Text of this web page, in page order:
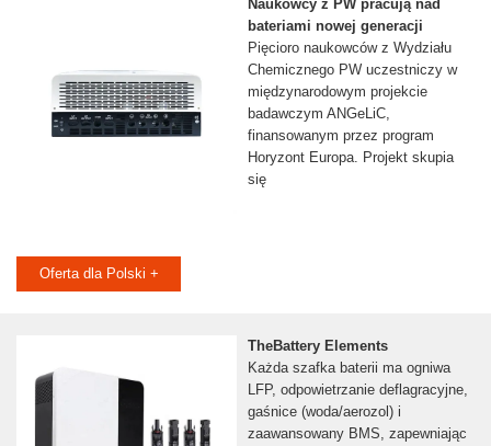
Naukowcy z PW pracują nad
bateriami nowej generacji
Pięcioro naukowców z Wydziału
Chemicznego PW uczestniczy w
międzynarodowym projekcie
badawczym ANGeLiC,
finansowanym przez program
Horyzont Europa. Projekt skupia
się
Oferta dla Polski +
TheBattery Elements
Każda szafka baterii ma ogniwa
LFP, odpowietrzanie deflagracyjne,
gaśnice (woda/aerozol) i
zaawansowany BMS, zapewniając